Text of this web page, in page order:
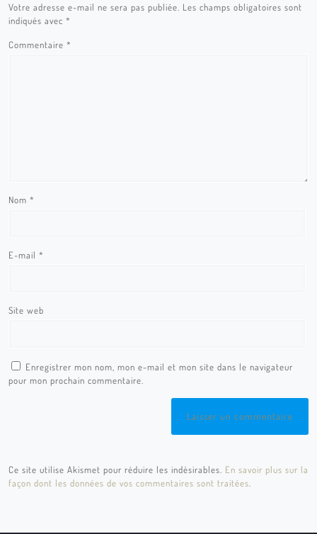
Votre adresse e-mail ne sera pas publiée. Les champs obligatoires sont
indiqués avec *
Commentaire *
Nom *
E-mail *
Site web
Enregistrer mon nom, mon e-mail et mon site dans le navigateur
pour mon prochain commentaire.
Ce site utilise Akismet pour réduire les indésirables. En savoir plus sur la
façon dont les données de vos commentaires sont traitées